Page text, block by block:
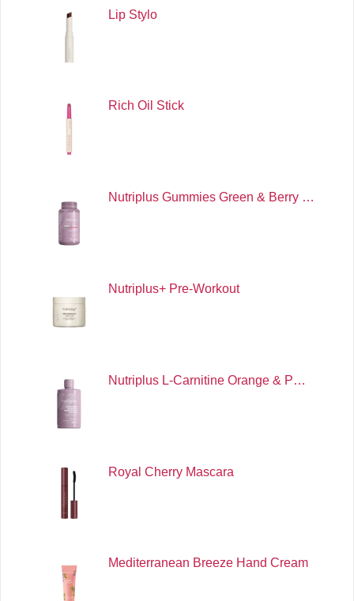
Lip Stylo
Rich Oil Stick
Nutriplus Gummies Green & Berry …
Nutriplus+ Pre-Workout
Nutriplus L-Carnitine Orange & P…
Royal Cherry Mascara
Mediterranean Breeze Hand Cream